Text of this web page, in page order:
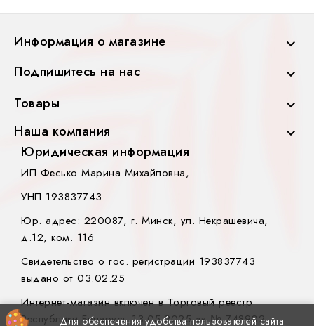
Информация о магазине 
Подпишитесь на нас 
Товары 
Наша компания 
Для обеспечения удобства пользователей сайта
Юридическая информация
ИП Фесько Марина Михайловна,
УНП 193837743
Юр. адрес: 220087, г. Минск, ул. Некрашевича,
д.12, ком. 116
Свидетельство о гос. регистрации 193837743
выдано от 03.02.25
Интернет-магазин включен в Торговый реестр
Республики Беларусь 13.05.2025 за № 748902.